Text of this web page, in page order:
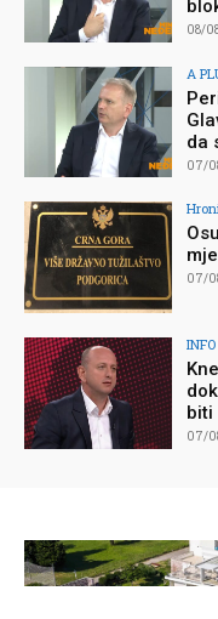
08/
A
da
07/
07/
INFO
biti
07/